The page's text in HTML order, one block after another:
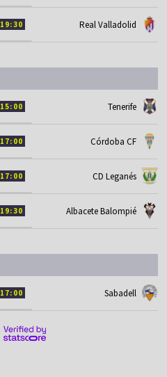
19:30 Real Valladolid
15:00 Tenerife
17:00 Córdoba CF
17:00 CD Leganés
19:30 Albacete Balompié
17:00 Sabadell